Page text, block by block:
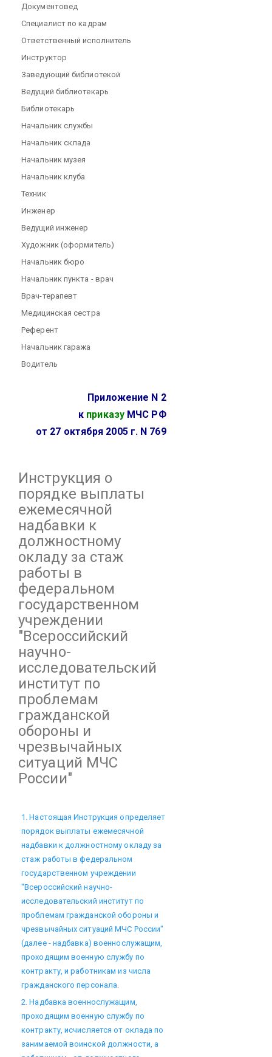
Документовед
Специалист по кадрам
Ответственный исполнитель
Инструктор
Заведующий библиотекой
Ведущий библиотекарь
Библиотекарь
Начальник службы
Начальник склада
Начальник музея
Начальник клуба
Техник
Инженер
Ведущий инженер
Художник (оформитель)
Начальник бюро
Начальник пункта - врач
Врач-терапевт
Медицинская сестра
Референт
Начальник гаража
Водитель
Приложение N 2
к приказуМЧС РФ
от 27 октября 2005 г. N 769
Инструкция о
порядке выплаты
ежемесячной
надбавки к
должностному
окладу за стаж
работы в
федеральном
государственном
учреждении
"Всероссийский
научно-
исследовательский
институт по
проблемам
гражданской
обороны и
чрезвычайных
ситуаций МЧС
России"
1. Настоящая Инструкция определяет
порядок выплаты ежемесячной
надбавки к должностному окладу за
стаж работы в федеральном
государственном учреждении
"Всероссийский научно-
исследовательский институт по
проблемам гражданской обороны и
чрезвычайных ситуаций МЧС России"
(далее - надбавка) военнослужащим,
проходящим военную службу по
контракту, и работникам из числа
гражданского персонала.
2. Надбавка военнослужащим,
проходящим военную службу по
контракту, исчисляется от оклада по
занимаемой воинской должности, а